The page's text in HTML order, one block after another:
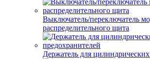
Выключатель/переключатель
распределительного щита
Держатель для